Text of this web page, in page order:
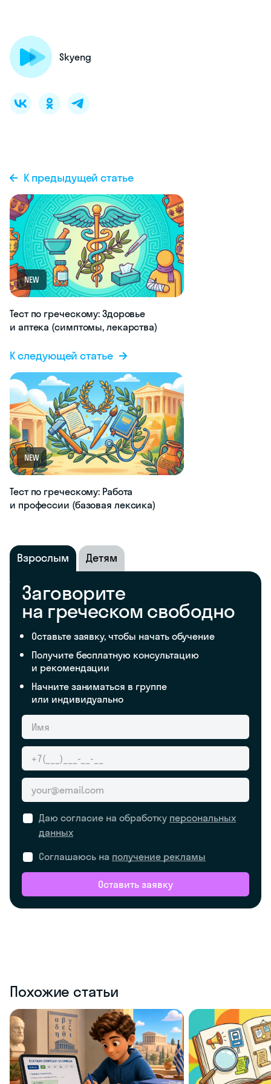
Skyeng
К предыдущей статье
NEW
Тест по греческому: Здоровье
и аптека (симптомы, лекарства)
К следующей статье
NEW
Тест по греческому: Работа
и профессии (базовая лексика)
Взрослым Детям
Заговорите
на греческом свободно
Оставьте заявку, чтобы начать обучение
Получите бесплатную консультацию
и рекомендации
Начните заниматься в группе
или индивидуально
Даю согласие на обработку персональных
данных
Соглашаюсь на получение рекламы
Оставить заявку
Похожие статьи